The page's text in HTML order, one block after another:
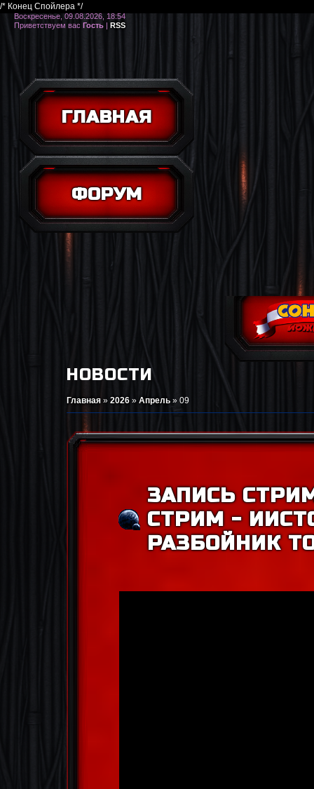
/* Конец Спойлера */
ГЛАВНАЯ
ФОРУМ
Воскресенье, 09.08.2026, 18:54
Приветствуем вас Гость | RSS
НОВОСТИ
Главная » 2026 » Апрель » 09
ЗАПИСЬ
СТРИМ -
РАЗБОЙНИК